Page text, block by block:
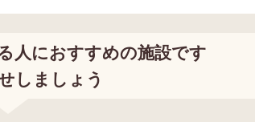
人におすすめの施設です
しましょう